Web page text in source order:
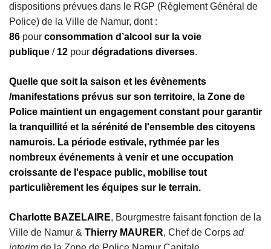
dispositions prévues dans le RGP (Règlement Général de
Police) de la Ville de Namur, dont :
86 pour consommation d’alcool sur la voie
publique /12 pour dégradations diverses.
Quelle que soit la saison et les évènements
/manifestations prévus sur son territoire, la Zone de
Police maintient un engagement constant pour garantir
la tranquillité et la sérénité de l'ensemble des citoyens
namurois. La période estivale, rythmée par les
nombreux événements à venir et une occupation
croissante de l'espace public, mobilise tout
particulièrement les équipes sur le terrain.
Charlotte BAZELAIRE, Bourgmestre faisant fonction de la
Ville de Namur & Thierry MAURER, Chef de Corps ad